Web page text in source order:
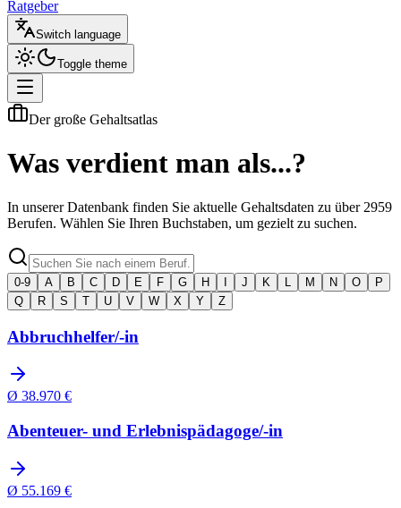
Ratgeber
Switch language
Toggle theme
Der große Gehaltsatlas
Was verdient man als...?
In unserer Datenbank finden Sie aktuelle Gehaltsdaten zu über 2959
Berufen. Wählen Sie Ihren Buchstaben, um gezielt zu suchen.
0-9 A B C D E F G H J K M N O
P
Q
R S T U V W X Y Z
Abbruchhelfer/-in
Ø 38.970 €
Abenteuer- und Erlebnispädagoge/-in
Ø 55.169 €